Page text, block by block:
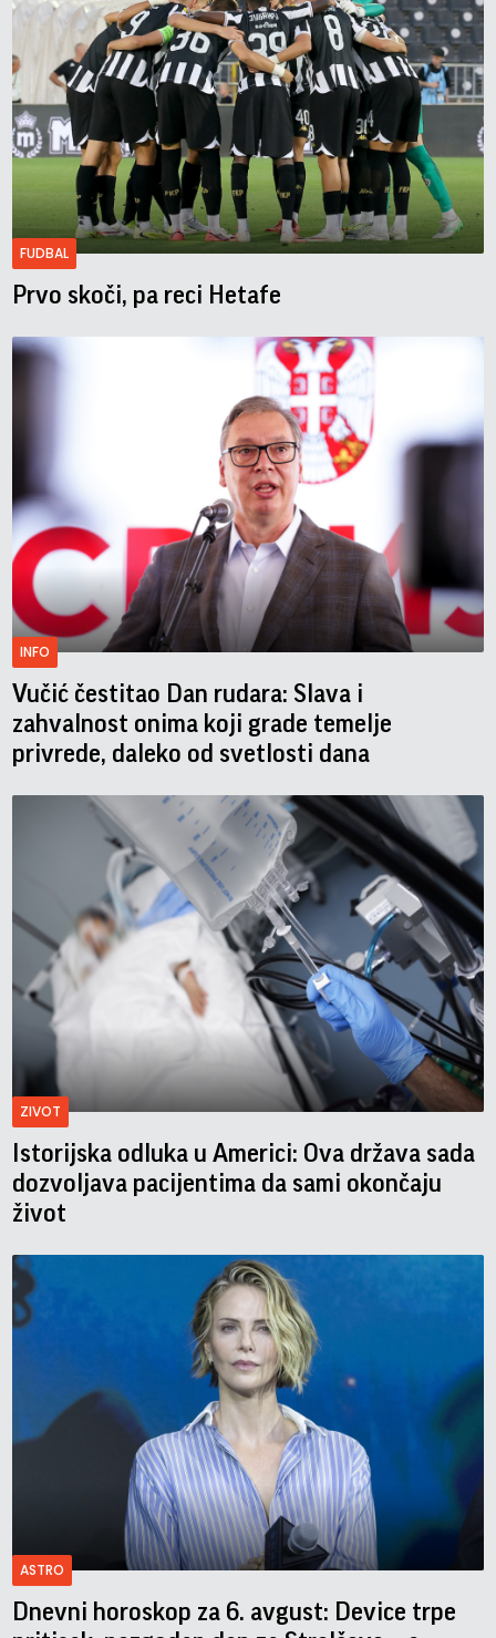
FUDBAL
Prvo skoči, pa reci Hetafe
INFO
Vučić čestitao Dan rudara: Slava i
zahvalnost onima koji grade temelje
privrede, daleko od svetlosti dana
ZIVOT
Istorijska odluka u Americi: Ova država sada
dozvoljava pacijentima da sami okončaju
život
ASTRO
Dnevni horoskop za 6. avgust: Device trpe